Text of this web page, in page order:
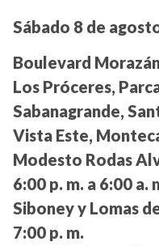
Sábado 8 de
Boulevard
Los Próceres,
Sabanagrande,
Vista Este,
Modesto Rodas
6:00 p. m. a 6:00 a.
Siboney y Lomas
7:00 p. m.